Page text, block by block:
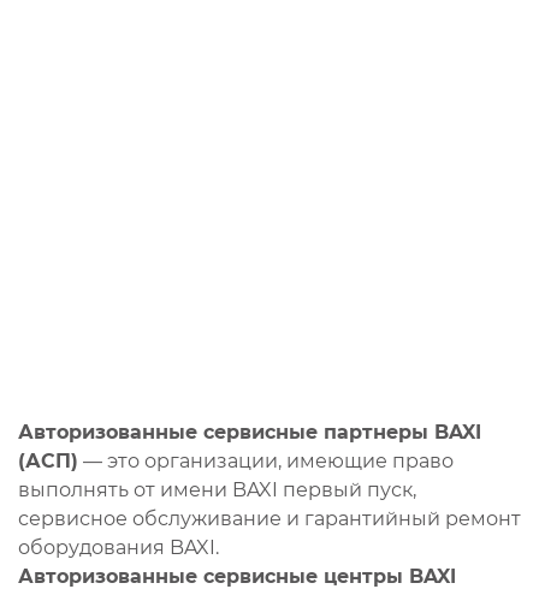
Авторизованные сервисные партнеры BAXI
(АСП) — это организации, имеющие право
выполнять от имени BAXI первый пуск,
сервисное обслуживание и гарантийный ремонт
оборудования BAXI.
Авторизованные сервисные центры BAXI